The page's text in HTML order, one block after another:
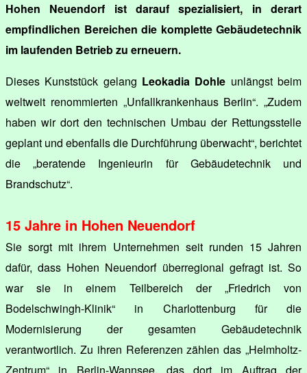
Hohen Neuendorf ist darauf spezialisiert, in derart
empfindlichen Bereichen die komplette Gebäudetechnik
im laufenden Betrieb zu erneuern.
Dieses Kunststück gelang Leokadia Dohle unlängst beim
weltweit renommierten „Unfallkrankenhaus Berlin“. „Zudem
haben wir dort den technischen Umbau der Rettungsstelle
geplant und ebenfalls die Durchführung überwacht“, berichtet
die „beratende Ingenieurin für Gebäudetechnik und
Brandschutz“.
15 Jahre in Hohen Neuendorf
Sie sorgt mit ihrem Unternehmen seit runden 15 Jahren
dafür, dass Hohen Neuendorf überregional gefragt ist. So
war sie in einem Teilbereich der „Friedrich von
Bodelschwingh-Klinik“ in Charlottenburg für die
Modernisierung der gesamten Gebäudetechnik
verantwortlich. Zu ihren Referenzen zählen das „Helmholtz-